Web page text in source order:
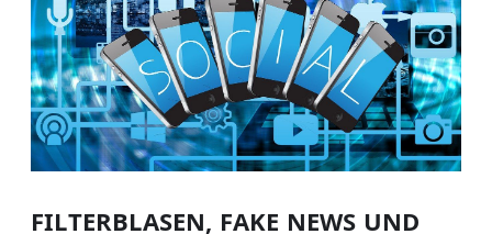
FILTERBLASEN, FAKE NEWS UND